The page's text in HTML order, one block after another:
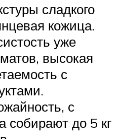
сладкого
кожица.
уже
высокая
с
с
собирают до 5 кг